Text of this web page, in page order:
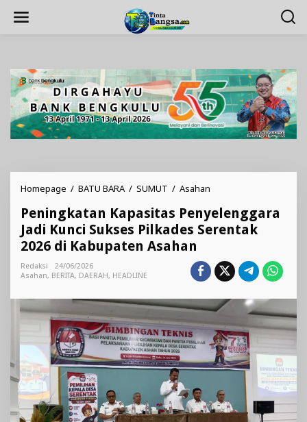
Homepage / BATU BARA / SUMUT / Asahan
Penyelenggara
Jadi
Kunci
Pilkades
Serentak
di
Kabupaten
Asahan
Peningkatan Kapasitas Penyelenggara
Jadi Kunci Sukses Pilkades Serentak
2026 di Kabupaten Asahan
Redaksi
24/06/2026
Asahan, BERITA, DAERAH, HEADLINE